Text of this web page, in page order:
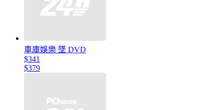
車庫娛樂 墜 DVD
$341
$379